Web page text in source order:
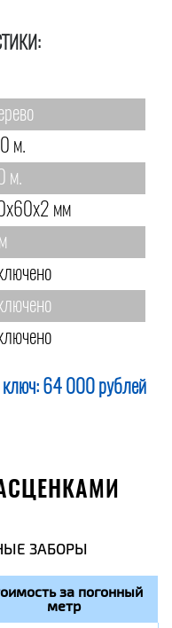
м.
м.
мм
ключ: 64 000 рублей
ЗАБОРЫ
за погонный
метр